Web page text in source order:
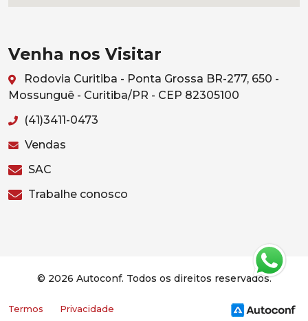
Venha nos Visitar
Rodovia Curitiba - Ponta Grossa BR-277, 650 -
Mossunguê - Curitiba/PR - CEP 82305100
(41)3411-0473
Vendas
SAC
Trabalhe conosco
© 2026 Autoconf. Todos os direitos reservados.
Termos Privacidade